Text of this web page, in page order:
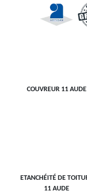
COUVREUR 11 AUDE
ETANCHÉITÉ DE
11 AUDE